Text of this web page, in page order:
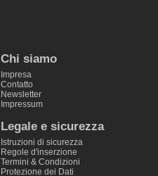
Chi siamo
Impresa
Contatto
Newsletter
Impressum
Legale e sicurezza
Istruzioni di sicurezza
Regole d'inserzione
Termini & Condizioni
Protezione dei Dati